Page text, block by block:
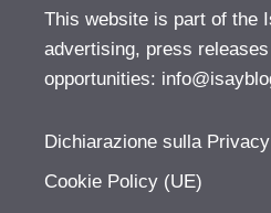
This website is part of the
advertising, press
opportunities:
Dichiarazione sulla
Cookie Policy (UE)